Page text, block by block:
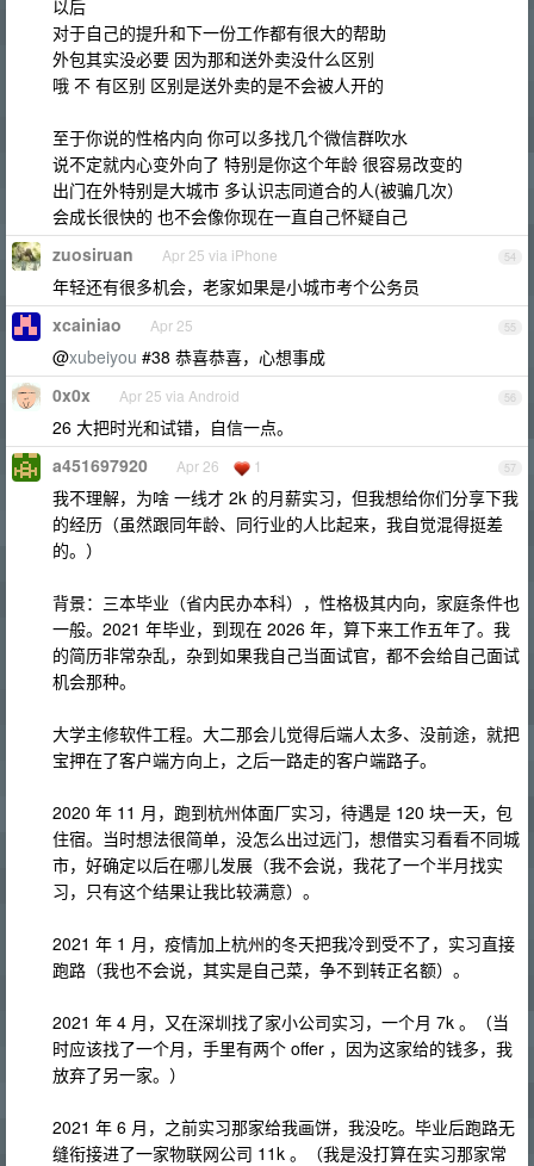
以后
对于自己的提升和下一份工作都有很大的帮助
外包其实没必要 因为那和送外卖没什么区别
哦 不 有区别 区别是送外卖的是不会被人开的
至于你说的性格内向 你可以多找几个微信群吹水
说不定就内心变外向了 特别是你这个年龄 很容易改变的
出门在外特别是大城市 多认识志同道合的人(被骗几次）
会成长很快的 也不会像你现在一直自己怀疑自己
54
zuosiruan Apr 25 via iPhone
年轻还有很多机会，老家如果是小城市考个公务员
55
xcainiao Apr 25
@xubeiyou #38 恭喜恭喜，心想事成
56
0x0x Apr 25 via Android
26 大把时光和试错，自信一点。
57
a451697920 Apr 26 1
我不理解，为啥 一线才 2k 的月薪实习，但我想给你们分享下我
的经历（虽然跟同年龄、同行业的人比起来，我自觉混得挺差
的。）
背景：三本毕业（省内民办本科），性格极其内向，家庭条件也
一般。2021 年毕业，到现在 2026 年，算下来工作五年了。我
的简历非常杂乱，杂到如果我自己当面试官，都不会给自己面试
机会那种。
大学主修软件工程。大二那会儿觉得后端人太多、没前途，就把
宝押在了客户端方向上，之后一路走的客户端路子。
2020 年 11 月，跑到杭州体面厂实习，待遇是 120 块一天，包
住宿。当时想法很简单，没怎么出过远门，想借实习看看不同城
市，好确定以后在哪儿发展（我不会说，我花了一个半月找实
习，只有这个结果让我比较满意）。
2021 年 1 月，疫情加上杭州的冬天把我冷到受不了，实习直接
跑路（我也不会说，其实是自己菜，争不到转正名额）。
2021 年 4 月，又在深圳找了家小公司实习，一个月 7k 。（当
时应该找了一个月，手里有两个 offer ，因为这家给的钱多，我
放弃了另一家。）
2021 年 6 月，之前实习那家给我画饼，我没吃。毕业后跑路无
缝衔接进了一家物联网公司 11k 。（我是没打算在实习那家常